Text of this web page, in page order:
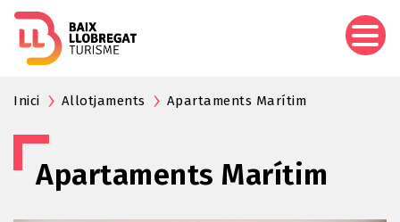
Inici Allotjaments Apartaments Marítim
Apartaments Marítim